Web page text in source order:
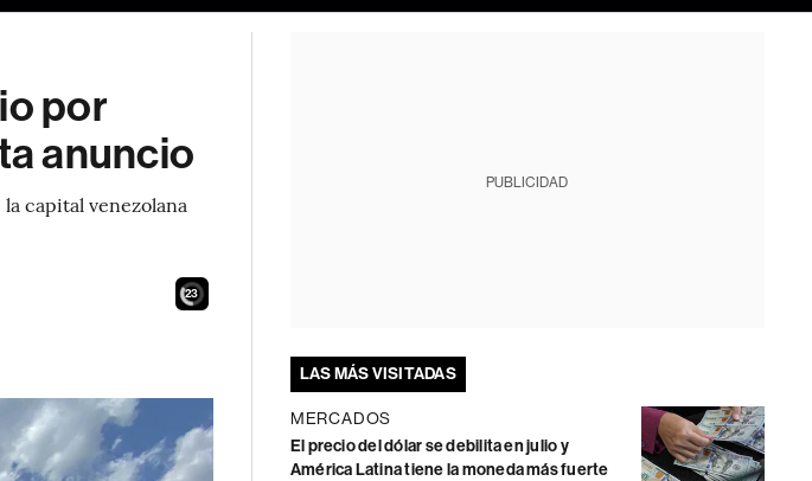
por
anuncio
capital venezolana
21
PUBLICIDAD
LAS MÁS VISITADAS
MERCADOS
El precio del dólar se debilita en julio y
América Latina tiene la moneda más fuerte